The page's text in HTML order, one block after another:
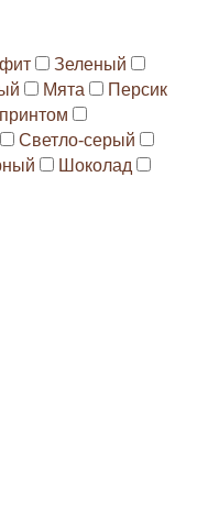
Зеленый
Мята
Персик
Светло-серый
Шоколад